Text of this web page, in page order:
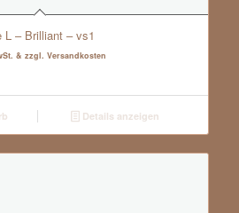
L – Brilliant – vs1
& zzgl. Versandkosten
Details anzeigen